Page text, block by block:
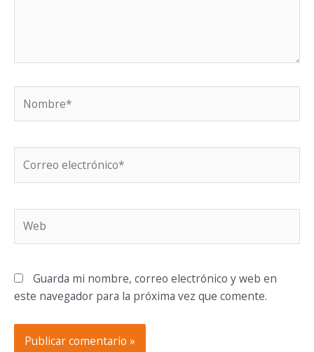
electrónico*
Guarda mi nombre, correo electrónico y web en
este navegador para la próxima vez que comente.